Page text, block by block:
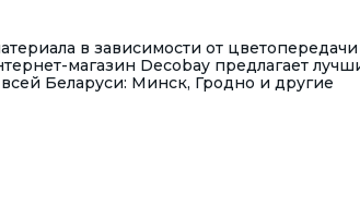
в зависимости от
магазин Decobay предлагает
Беларуси: Минск, Гродно и другие